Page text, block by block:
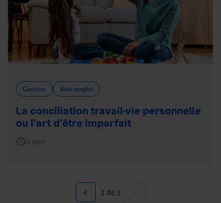
Carrière Mon emploi
La conciliation travail-vie personnelle
ou l’art d’être imparfait
schedule3 min
navigate_before 2 de 2